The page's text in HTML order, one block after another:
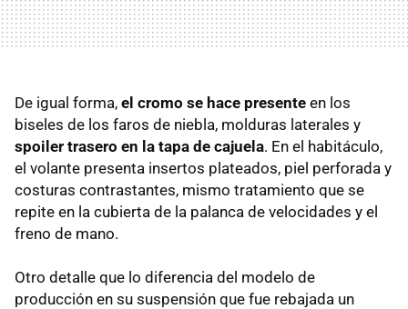
De igual forma, el cromo se hace presente en los
biseles de los faros de niebla, molduras laterales y
spoiler trasero en la tapa de cajuela. En el habitáculo,
el volante presenta insertos plateados, piel perforada y
costuras contrastantes, mismo tratamiento que se
repite en la cubierta de la palanca de velocidades y el
freno de mano.
Otro detalle que lo diferencia del modelo de
producción en su suspensión que fue rebajada un